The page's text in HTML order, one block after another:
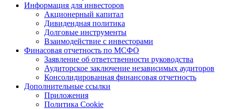
Информация для инвесторов
Акционерный капитал
Дивидендная политика
Долговые инструменты
Взаимодействие с инвеcторами
Финасовая отчетность по МСФО
Заявление об ответственности руководства
Аудиторское заключение независимых аудиторов
Консолидированная финансовая отчетность
Дополнительные ссылки
Приложения
Политика Cookie